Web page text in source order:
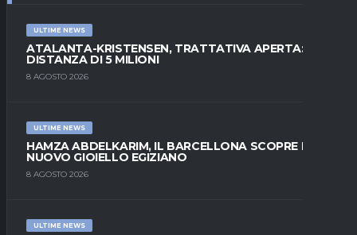
ULTIME NEWS
ATALANTA-KRISTENSEN, TRATTATIVA APERTA:
DISTANZA DI 5 MILIONI
8 AGOSTO 2026
ULTIME NEWS
HAMZA ABDELKARIM, IL BARCELLONA SCOPRE IL
NUOVO GIOIELLO EGIZIANO
8 AGOSTO 2026
ULTIME NEWS